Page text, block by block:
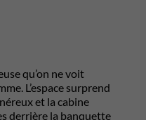
qu’on ne voit
L’espace surprend
et la cabine
derrière la banquette